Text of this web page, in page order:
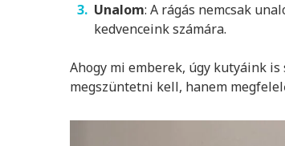
Unalom: A rágás nemcsak
kedvenceink számára.
Ahogy mi emberek, úgy kutyáink
megszüntetni kell, hanem